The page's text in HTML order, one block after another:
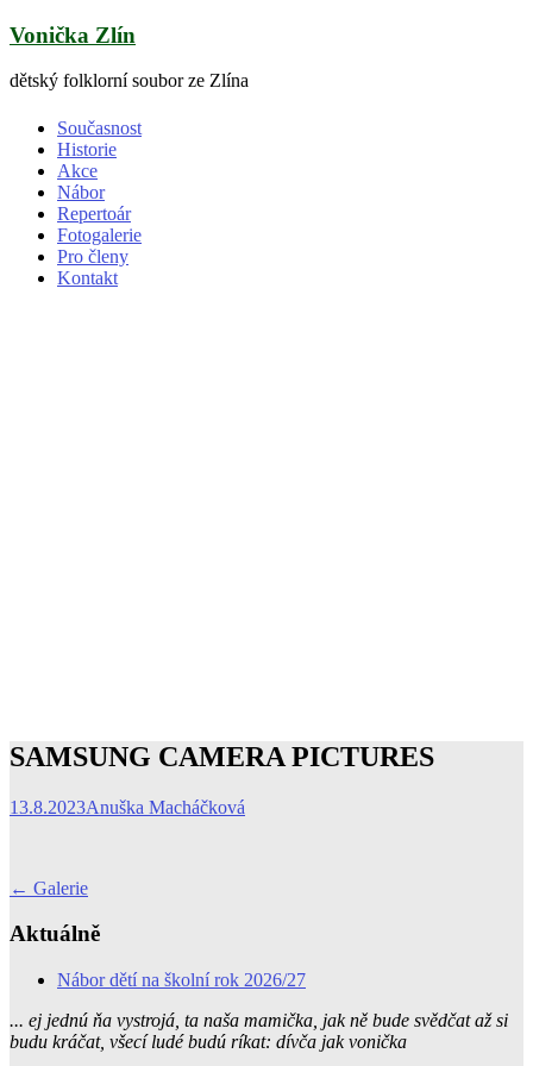
Skip
content
Vonička Zlín
dětský folklorní soubor ze Zlína
Současnost
Historie
Akce
Nábor
Repertoár
Fotogalerie
Pro členy
Kontakt
SAMSUNG CAMERA PICTURES
13.8.2023Anuška Macháčková
Post
← Galerie
Aktuálně
Nábor dětí na školní rok 2026/27
... ej jednú ňa vystrojá, ta naša mamička, jak ně bude svědčat až si
budu kráčat, všecí ludé budú ríkat: dívča jak vonička